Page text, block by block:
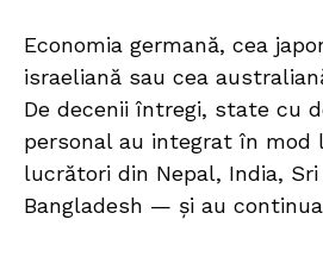
Economia germană, cea
israeliană sau cea
De decenii întregi, state cu
personal au integrat în mod
lucrători din Nepal, India,
Bangladesh — și au